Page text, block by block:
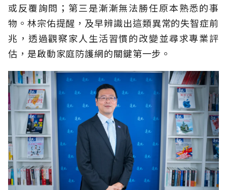
或反覆詢問；第三是漸漸無法勝任原本熟悉的事
物。林宗佑提醒，及早辨識出這類異常的失智症前
兆，透過觀察家人生活習慣的改變並尋求專業評
估，是啟動家庭防護網的關鍵第一步。